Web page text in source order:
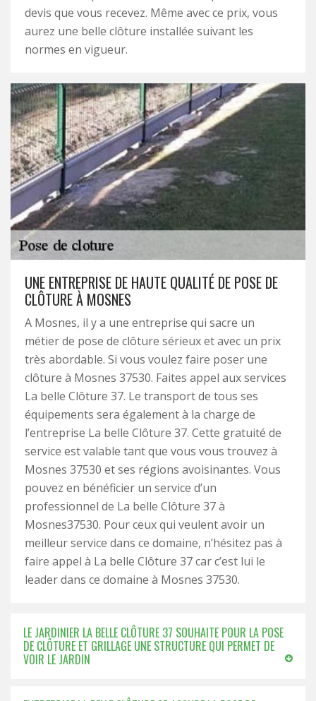
devis que vous recevez. Même avec ce prix, vous
aurez une belle clôture installée suivant les
normes en vigueur.
UNE ENTREPRISE DE HAUTE QUALITÉ DE POSE DE
CLÔTURE À MOSNES
A Mosnes, il y a une entreprise qui sacre un
métier de pose de clôture sérieux et avec un prix
très abordable. Si vous voulez faire poser une
clôture à Mosnes 37530. Faites appel aux services
La belle Clôture 37. Le transport de tous ses
équipements sera également à la charge de
l’entreprise La belle Clôture 37. Cette gratuité de
service est valable tant que vous vous trouvez à
Mosnes 37530 et ses régions avoisinantes. Vous
pouvez en bénéficier un service d’un
professionnel de La belle Clôture 37 à
Mosnes37530. Pour ceux qui veulent avoir un
meilleur service dans ce domaine, n’hésitez pas à
faire appel à La belle Clôture 37 car c’est lui le
leader dans ce domaine à Mosnes 37530.
LE JARDINIER LA BELLE CLÔTURE 37 SOUHAITE POUR LA POSE
DE CLÔTURE ET GRILLAGE UNE STRUCTURE QUI PERMET DE
VOIR LE JARDIN